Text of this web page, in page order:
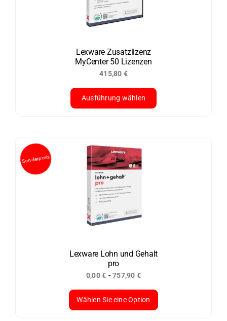
Lexware Zusatzlizenz
MyCenter 50 Lizenzen
415,80 €
Ausführung wählen
mehrere
Varianten
Optionen
können
der
Produktseite
gewählt
werden
Lexware Lohn und Gehalt
pro
0,00€ -757,90 €
Wählen Sie eine Option